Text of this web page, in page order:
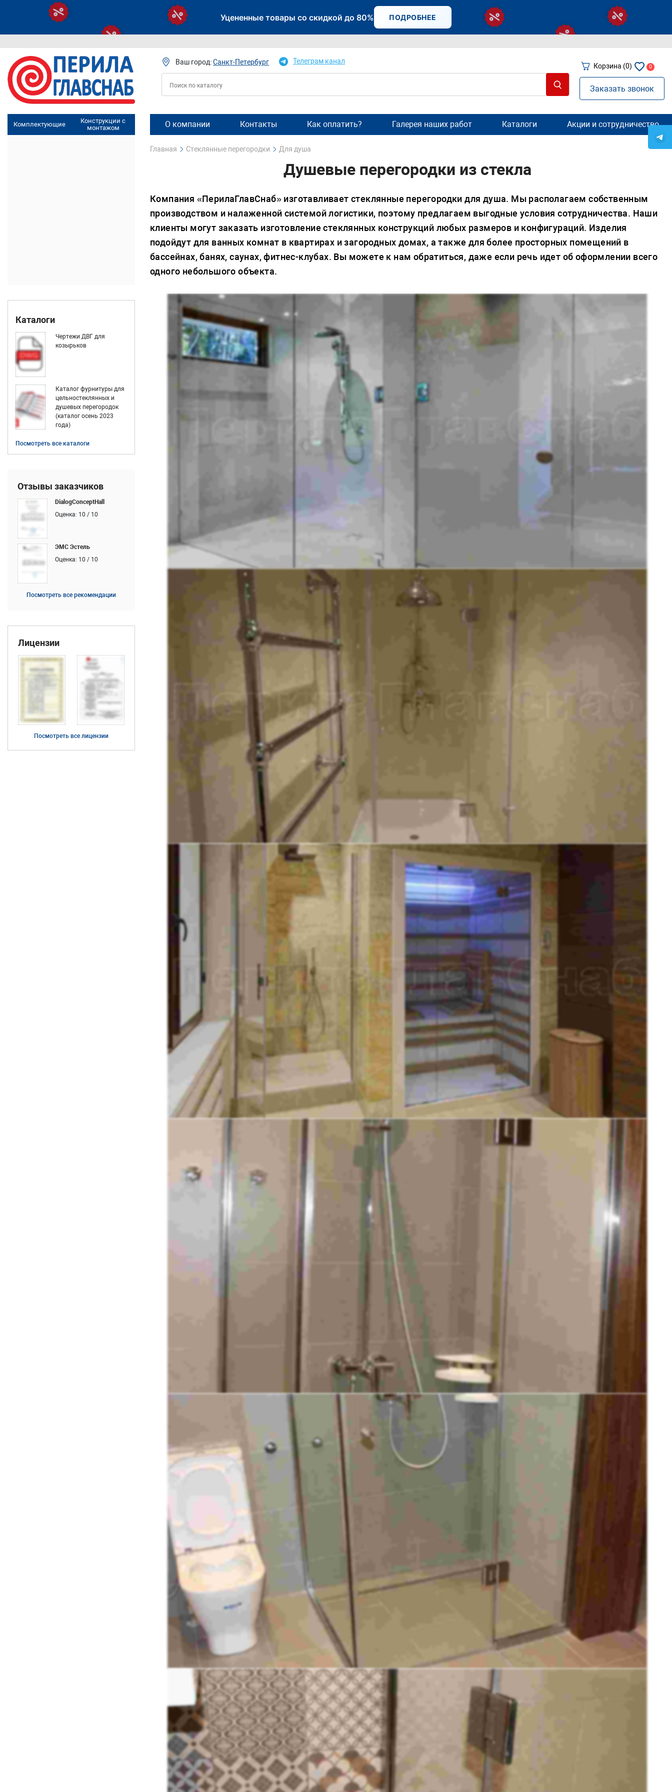
Уцененные товары со скидкой до 80% ПОДРОБНЕЕ
Ваш город:Санкт-Петербург Телеграм канал
Корзина (0) 0
Заказать звонок
Комплектующие
Конструкции с
монтажом
Каталоги
Чертежи ДВГ для
козырьков
Каталог фурнитуры для
цельностеклянных и
душевых перегородок
(каталог осень 2023
года)
Посмотреть все каталоги
Отзывы заказчиков
DialogConceptHall
Оценка: 10 / 10
ЭМС Эстель
Оценка: 10 / 10
Посмотреть все рекомендации
Лицензии
Посмотреть все лицензии
О компании Контакты Как оплатить? Галерея наших работ Каталоги Акции и сотрудничество
Главная Стеклянные перегородки Для душа
Душевые перегородки из стекла
Компания «ПерилаГлавСнаб» изготавливает стеклянные перегородки для душа. Мы располагаем собственным
производством и налаженной системой логистики, поэтому предлагаем выгодные условия сотрудничества. Наши
клиенты могут заказать изготовление стеклянных конструкций любых размеров и конфигураций. Изделия
подойдут для ванных комнат в квартирах и загородных домах, а также для более просторных помещений в
бассейнах, банях, саунах, фитнес-клубах. Вы можете к нам обратиться, даже если речь идет об оформлении всего
одного небольшого объекта.